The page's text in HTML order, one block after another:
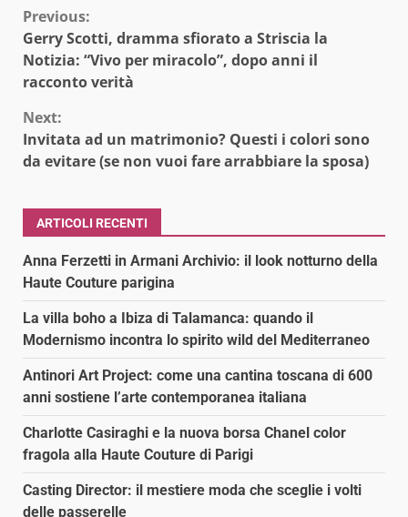
Continue
Reading
Previous:
Gerry Scotti, dramma sfiorato a Striscia la
Notizia: “Vivo per miracolo”, dopo anni il
racconto verità
Next:
Invitata ad un matrimonio? Questi i colori sono
da evitare (se non vuoi fare arrabbiare la sposa)
ARTICOLI RECENTI
Anna Ferzetti in Armani Archivio: il look notturno della
Haute Couture parigina
La villa boho a Ibiza di Talamanca: quando il
Modernismo incontra lo spirito wild del Mediterraneo
Antinori Art Project: come una cantina toscana di 600
anni sostiene l’arte contemporanea italiana
Charlotte Casiraghi e la nuova borsa Chanel color
fragola alla Haute Couture di Parigi
Casting Director: il mestiere moda che sceglie i volti
delle passerelle